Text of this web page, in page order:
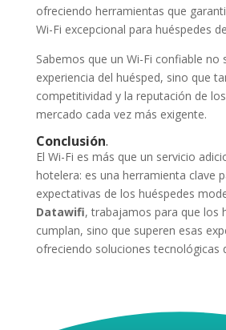
ofreciendo herramientas que
Wi-Fi excepcional para huéspedes
Sabemos que un Wi-Fi confiable no
experiencia del huésped, sino que
competitividad y la reputación de
mercado cada vez más exigente.
Conclusión.
El Wi-Fi es más que un servicio
hotelera: es una herramienta clave
expectativas de los huéspedes
Datawifi, trabajamos para que los
cumplan, sino que superen esas
ofreciendo soluciones tecnológicas